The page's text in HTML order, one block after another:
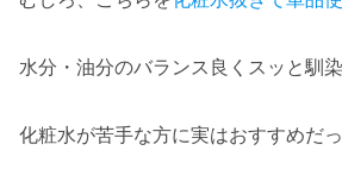
水分・油分のバランス良くスッと馴染
化粧水が苦手な方に実はおすすめだっ